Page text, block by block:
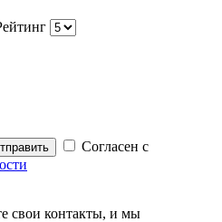
Согласен с
свои контакты, и мы